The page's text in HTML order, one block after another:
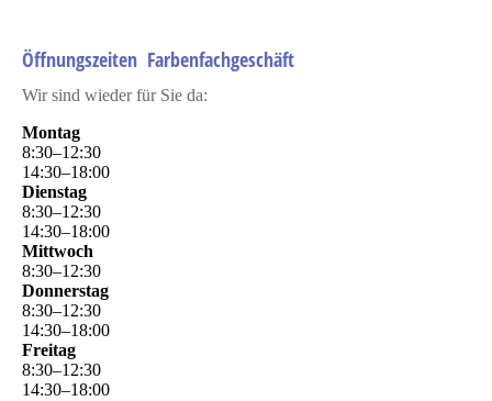
Öffnungszeiten Farbenfachgeschäft
Wir sind wieder für Sie da:
Montag
8:30–12:30
14:30–18:00
Dienstag
8:30–12:30
14:30–18:00
Mittwoch
8:30–12:30
Donnerstag
8:30–12:30
14:30–18:00
Freitag
8:30–12:30
14:30–18:00